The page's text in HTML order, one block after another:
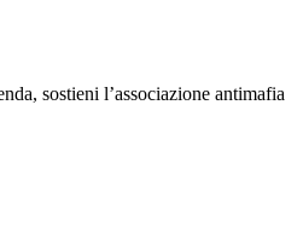
sostieni l’associazione antimafia